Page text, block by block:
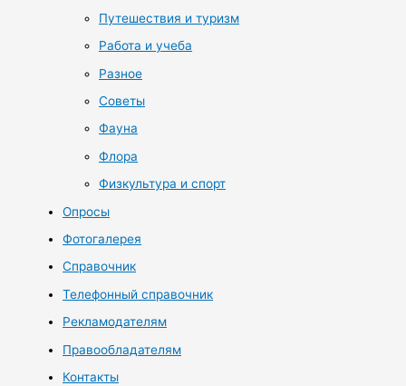
Путешествия и туризм
Работа и учеба
Разное
Советы
Фауна
Флора
Физкультура и спорт
Опросы
Фотогалерея
Справочник
Телефонный справочник
Рекламодателям
Правообладателям
Контакты